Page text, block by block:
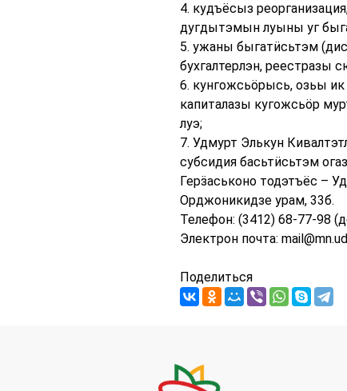
4. кудъёсыз
дугдытэмын луыны уг
5. ужаны быгатӥсьтэм
бухгалтерлэн, реестразы
6. кунгожсьӧрысь, озьы
капиталазы кугожсьӧр
луэ;
7. Удмурт Элькун
субсидия басьтӥсьтэм
Герӟаськоно тодэтъёс –
Орджоникидзе урам, 33б.
Телефон: (3412) 68-77-98
Электрон почта:
Поделиться